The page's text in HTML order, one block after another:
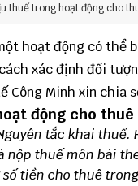
thuế trong hoạt động cho
hoạt động có thể
xác định đối
Công Minh xin chia
động cho thuê
tắc khai thuế.
nộp thuế môn bài
tiền cho thuê